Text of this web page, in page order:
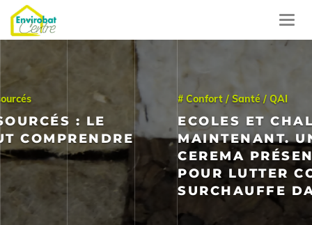
au
contenu
# Confort / Santé / QAI
ECOLES ET CHALEUR : AGIR
MAINTENANT. UN LIVRET DU
CEREMA PRÉSENTE LES CLEFS
POUR LUTTER CONTRE LA
SURCHAUFFE DANS LES ÉCOLES